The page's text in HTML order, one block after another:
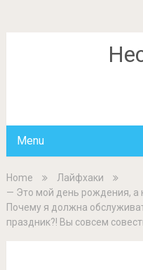
Menu
Home
Лайфхаки
— Это мой день рождения, а
Почему я должна
праздник?! Вы совсем